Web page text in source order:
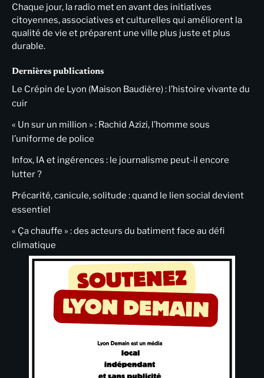
Chaque jour, la radio met en avant des initiatives
citoyennes, associatives et culturelles qui améliorent la
qualité de vie et préparent une ville plus juste et plus
durable.
Dernières publications
Le Crépin de Lyon (Maison Baudière) : l’histoire vivante du
cuir
« Un sur un million » : Rachid Azizi, l’homme sous
l’uniforme de police
Infox, IA et ingérences : le journalisme peut-il encore
lutter ?
Précarité, canicule, solitude : quand le lien social devient
essentiel
« Ça chauffe » : des acteurs du batiment face au défi
climatique